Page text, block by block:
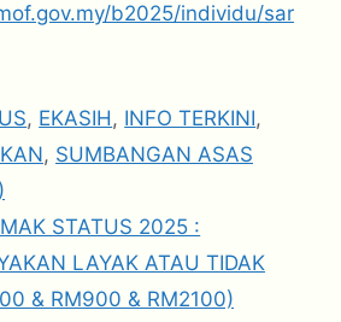
b2025/individu/sar
, EKASIH, INFO TERKINI,
, SUMBANGAN ASAS
STATUS 2025 :
LAYAK ATAU TIDAK
& RM900 & RM2100)